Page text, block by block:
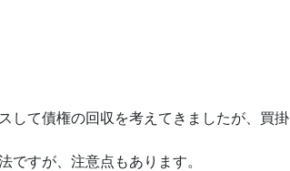
して債権の回収を考えてきましたが、買掛
ですが、注意点もあります。